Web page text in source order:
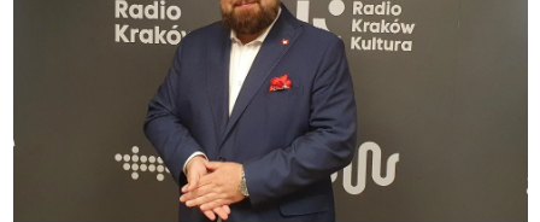
Jaśkowiec mówił też o konieczności zmian w
krakowskich strukturach KO i nowym podejściu
do Strefy Czystego Transportu.